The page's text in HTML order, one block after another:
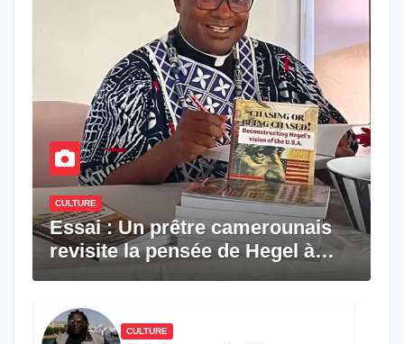
CULTURE
Essai : Un prêtre camerounais
revisite la pensée de Hegel à
travers le rêve américain
CULTURE